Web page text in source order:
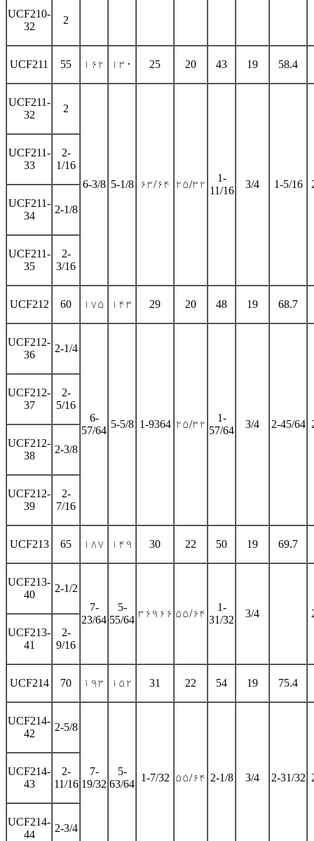
UCF210-
32
2
UCF211 55 ۱۶۲ ۱۳۰ 25 20 43 19 58.4
UCF211-
32
2
6-3/8 5-1/8 ۶۳/۶۴ ۲۵/۳۲
1-
11/16
3/4 1-5/16
UCF211-
33
2-
1/16
UCF211-
34
2-1/8
UCF211-
35
2-
3/16
UCF212 60 ۱۷۵ ۱۴۳ 29 20 48 19 68.7
UCF212-
36
2-1/4
6-
57/64
5-5/8 1-9364 ۲۵/۳۲
1-
57/64
3/4 2-45/64
UCF212-
37
2-
5/16
UCF212-
38
2-3/8
UCF212-
39
2-
7/16
UCF213 65 ۱۸۷ ۱۴۹ 30 22 50 19 69.7
UCF213-
40
2-1/2
7-
23/64
5-
55/64
۳۶۹۶۶ ۵۵/۶۴
1-
31/32
3/4
UCF213-
41
2-
9/16
UCF214 70 ۱۹۳ ۱۵۲ 31 22 54 19 75.4
UCF214-
42
2-5/8
7-
19/32
5-
63/64
1-7/32 ۵۵/۶۴ 2-1/8 3/4 2-31/32
UCF214-
43
2-
11/16
UCF214-
44
2-3/4